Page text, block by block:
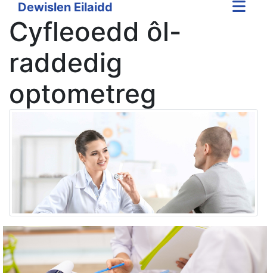
Dewislen Eilaidd
Cyfleoedd ôl-
raddedig
optometreg